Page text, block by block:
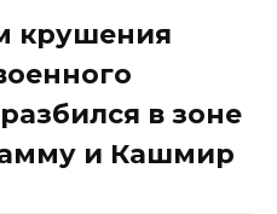
крушения
в зоне
и Кашмир